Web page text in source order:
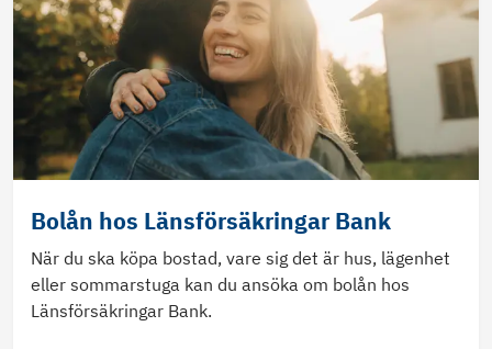
Bolån hos Länsförsäkringar Bank
När du ska köpa bostad, vare sig det är hus, lägenhet
eller sommarstuga kan du ansöka om bolån hos
Länsförsäkringar Bank.